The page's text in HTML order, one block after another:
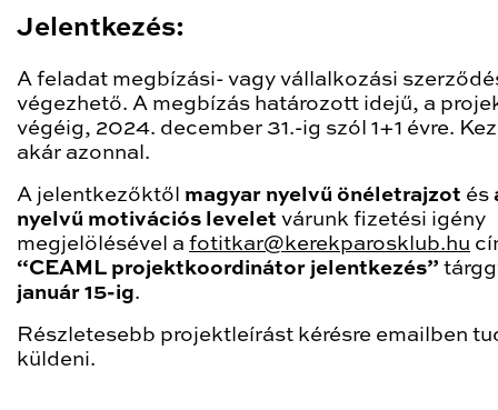
Jelentkezés:
A feladat megbízási- vagy vállalkozási
végezhető. A megbízás határozott idejű, a
végéig, 2024. december 31.-ig szól 1+1 évre.
akár azonnal.
A jelentkezőktől magyar nyelvű önéletrajzot és
nyelvű motivációs levelet várunk fizetési igény
megjelölésével a fotitkar@kerekparosklub.hu
“CEAML projektkoordinátor jelentkezés”
január 15-ig.
Részletesebb projektleírást kérésre emailben
küldeni.